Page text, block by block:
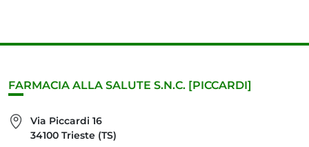
FARMACIA ALLA SALUTE S.N.C. [PICCARDI]
Via Piccardi 16
34100 Trieste (TS)